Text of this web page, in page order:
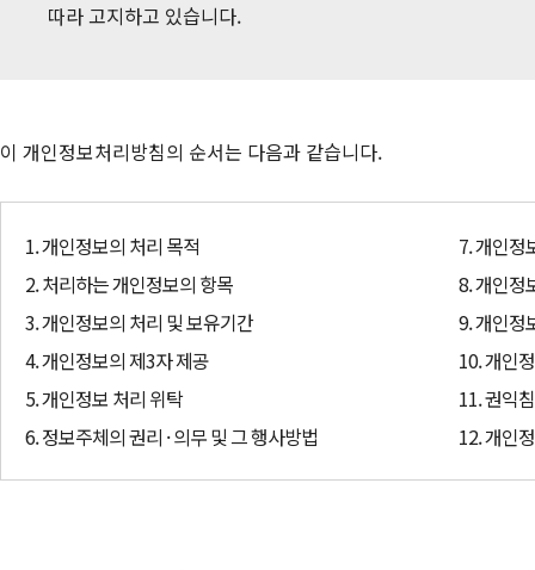
따라 고지하고 있습니다.
이 개인정보처리방침의 순서는 다음과 같습니다.
1. 개인정보의 처리 목적
2. 처리하는 개인정보의 항목
3. 개인정보의 처리 및 보유기간
4. 개인정보의 제3자 제공
5. 개인정보 처리 위탁
6. 정보주체의 권리 · 의무 및 그 행사방법
7. 개인정
8. 개인정
9. 개인정
10. 개인
11. 권익
12. 개인